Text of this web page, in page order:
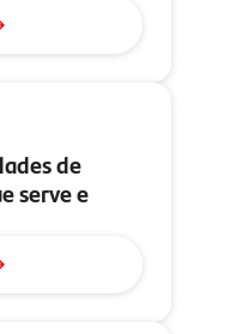
de
serve e